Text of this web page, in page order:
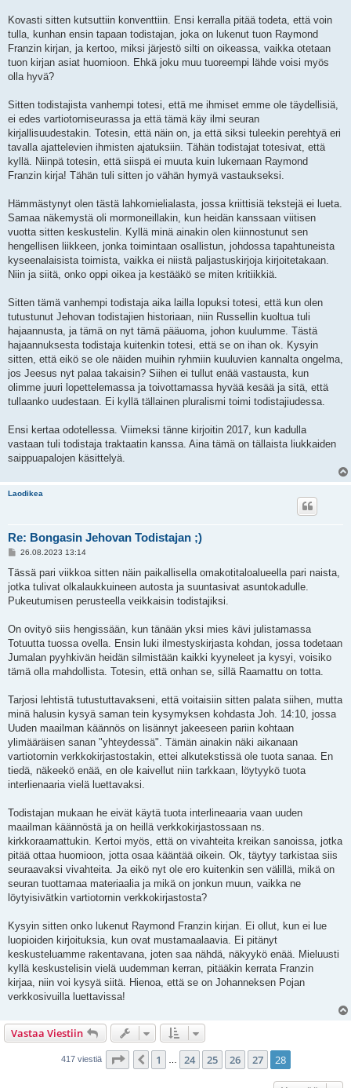
Kovasti sitten kutsuttiin konventtiin. Ensi kerralla pitää todeta, että voin
tulla, kunhan ensin tapaan todistajan, joka on lukenut tuon Raymond
Franzin kirjan, ja kertoo, miksi järjestö silti on oikeassa, vaikka otetaan
tuon kirjan asiat huomioon. Ehkä joku muu tuoreempi lähde voisi myös
olla hyvä?
Sitten todistajista vanhempi totesi, että me ihmiset emme ole täydellisiä,
ei edes vartiotorniseurassa ja että tämä käy ilmi seuran
kirjallisuudestakin. Totesin, että näin on, ja että siksi tuleekin perehtyä eri
tavalla ajattelevien ihmisten ajatuksiin. Tähän todistajat totesivat, että
kyllä. Niinpä totesin, että siispä ei muuta kuin lukemaan Raymond
Franzin kirja! Tähän tuli sitten jo vähän hymyä vastaukseksi.
Hämmästynyt olen tästä lahkomielialasta, jossa kriittisiä tekstejä ei lueta.
Samaa näkemystä oli mormoneillakin, kun heidän kanssaan viitisen
vuotta sitten keskustelin. Kyllä minä ainakin olen kiinnostunut sen
hengellisen liikkeen, jonka toimintaan osallistun, johdossa tapahtuneista
kyseenalaisista toimista, vaikka ei niistä paljastuskirjoja kirjoitetakaan.
Niin ja siitä, onko oppi oikea ja kestääkö se miten kritiikkiä.
Sitten tämä vanhempi todistaja aika lailla lopuksi totesi, että kun olen
tutustunut Jehovan todistajien historiaan, niin Russellin kuoltua tuli
hajaannusta, ja tämä on nyt tämä pääuoma, johon kuulumme. Tästä
hajaannuksesta todistaja kuitenkin totesi, että se on ihan ok. Kysyin
sitten, että eikö se ole näiden muihin ryhmiin kuuluvien kannalta ongelma,
jos Jeesus nyt palaa takaisin? Siihen ei tullut enää vastausta, kun
olimme juuri lopettelemassa ja toivottamassa hyvää kesää ja sitä, että
tullaanko uudestaan. Ei kyllä tällainen pluralismi toimi todistajiudessa.
Ensi kertaa odotellessa. Viimeksi tänne kirjoitin 2017, kun kadulla
vastaan tuli todistaja traktaatin kanssa. Aina tämä on tällaista liukkaiden
saippuapalojen käsittelyä.
Laodikea
Re: Bongasin Jehovan Todistajan ;)
V
e
t
26.08.2023 13:14
Tässä pari viikkoa sitten näin paikallisella omakotitaloalueella pari naista,
jotka tulivat olkalaukkuineen autosta ja suuntasivat asuntokadulle.
Pukeutumisen perusteella veikkaisin todistajiksi.
On ovityö siis hengissään, kun tänään yksi mies kävi julistamassa
Totuutta tuossa ovella. Ensin luki ilmestyskirjasta kohdan, jossa todetaan
Jumalan pyyhkivän heidän silmistään kaikki kyyneleet ja kysyi, voisiko
tämä olla mahdollista. Totesin, että onhan se, sillä Raamattu on totta.
Tarjosi lehtistä tutustuttavakseni, että voitaisiin sitten palata siihen, mutta
minä halusin kysyä saman tein kysymyksen kohdasta Joh. 14:10, jossa
Uuden maailman käännös on lisännyt jakeeseen pariin kohtaan
ylimääräisen sanan "yhteydessä". Tämän ainakin näki aikanaan
vartiotornin verkkokirjastostakin, ettei alkutekstissä ole tuota sanaa. En
tiedä, näkeekö enää, en ole kaivellut niin tarkkaan, löytyykö tuota
interlienaaria vielä luettavaksi.
Todistajan mukaan he eivät käytä tuota interlineaaria vaan uuden
maailman käännöstä ja on heillä verkkokirjastossaan ns.
kirkkoraamattukin. Kertoi myös, että on vivahteita kreikan sanoissa, jotka
pitää ottaa huomioon, jotta osaa kääntää oikein. Ok, täytyy tarkistaa siis
seuraavaksi vivahteita. Ja eikö nyt ole ero kuitenkin sen välillä, mikä on
seuran tuottamaa materiaalia ja mikä on jonkun muun, vaikka ne
löytyisivätkin vartiotornin verkkokirjastosta?
Kysyin sitten onko lukenut Raymond Franzin kirjan. Ei ollut, kun ei lue
luopioiden kirjoituksia, kun ovat mustamaalaavia. Ei pitänyt
keskusteluamme rakentavana, joten saa nähdä, näkyykö enää. Mieluusti
kyllä keskustelisin vielä uudemman kerran, pitääkin kerrata Franzin
kirjaa, niin voi kysyä siitä. Hienoa, että se on Johanneksen Pojan
verkkosivuilla luettavissa!
Vastaa Viestiin
417 viestiä Sivu 28/ 28
Edellinen
1 … 24 25 26 27 28